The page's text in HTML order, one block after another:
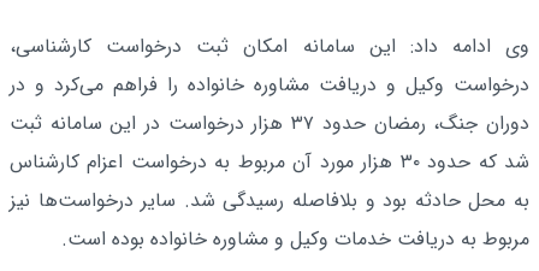
وی ادامه داد: این سامانه امکان ثبت درخواست کارشناسی،
درخواست وکیل و دریافت مشاوره خانواده را فراهم می‌کرد و در
دوران جنگ، رمضان حدود ۳۷ هزار درخواست در این سامانه ثبت
شد که حدود ۳۰ هزار مورد آن مربوط به درخواست اعزام کارشناس
به محل حادثه بود و بلافاصله رسیدگی شد. سایر درخواست‌ها نیز
مربوط به دریافت خدمات وکیل و مشاوره خانواده بوده است.